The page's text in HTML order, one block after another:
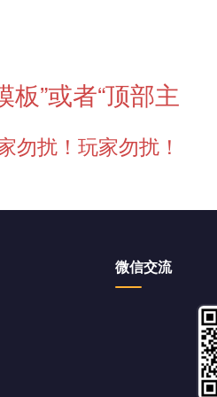
板”或者“顶部主
勿扰！玩家勿扰！
微信交流